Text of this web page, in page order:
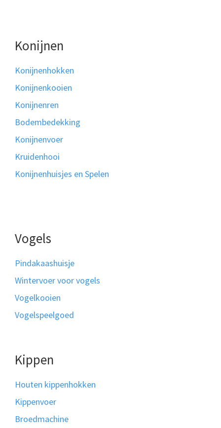
Konijnen
Konijnenhokken
Konijnenkooien
Konijnenren
Bodembedekking
Konijnenvoer
Kruidenhooi
Konijnenhuisjes en Spelen
Vogels
Pindakaashuisje
Wintervoer voor vogels
Vogelkooien
Vogelspeelgoed
Kippen
Houten kippenhokken
Kippenvoer
Broedmachine